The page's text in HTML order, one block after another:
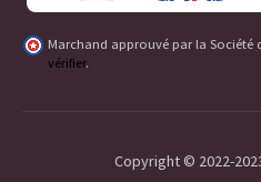
Marchand approuvé par la Société
vérifier.
Copyright © 2022-